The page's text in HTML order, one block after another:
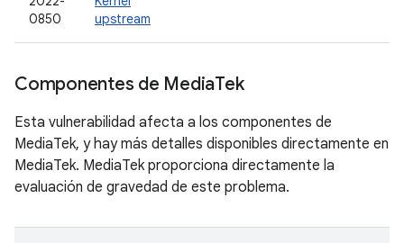
0850
upstream
Componentes de MediaTek
Esta vulnerabilidad afecta a los componentes de
MediaTek, y hay más detalles disponibles directamente en
MediaTek. MediaTek proporciona directamente la
evaluación de gravedad de este problema.